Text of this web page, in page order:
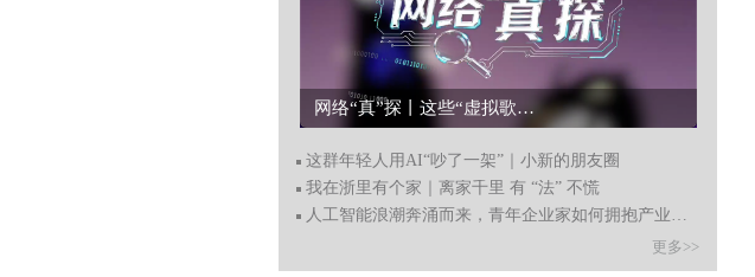
人工智能浪潮奔涌而来，青年企业家如何拥抱产业变革新机遇？...
这群年轻人用AI“吵了一架”｜小新的朋友圈
我在浙里有个家｜离家千里 有 “法” 不慌
人工智能浪潮奔涌而来，青年企业家如何拥抱产业变革新机
更多>>